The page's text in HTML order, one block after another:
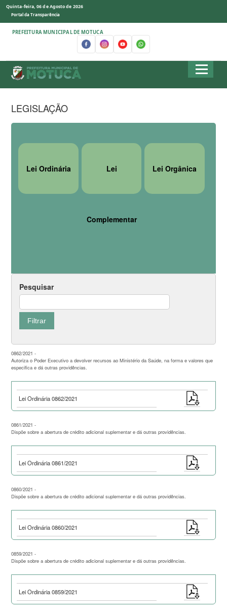
Quinta-feira, 06 de Agosto de 2026
Portal da Transparência
PREFEITURA MUNICIPAL DE MOTUCA
LEGISLAÇÃO
Lei Ordinária Lei
Complementar
Lei Orgânica
Pesquisar
0862/2021 -
Autoriza o Poder Executivo a devolver recursos ao Ministério da Saúde, na forma e valores que
especifica e dá outras providências.
Lei Ordinária 0862/2021
0861/2021 -
Dispõe sobre a abertura de crédito adicional suplementar e dá outras providências.
Lei Ordinária 0861/2021
0860/2021 -
Dispõe sobre a abertura de crédito adicional suplementar e dá outras providências.
Lei Ordinária 0860/2021
0859/2021 -
Dispõe sobre a abertura de crédito adicional suplementar e dá outras providências.
Lei Ordinária 0859/2021